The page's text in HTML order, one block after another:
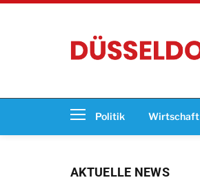
Politik Wirtschaft
AKTUELLE NEWS